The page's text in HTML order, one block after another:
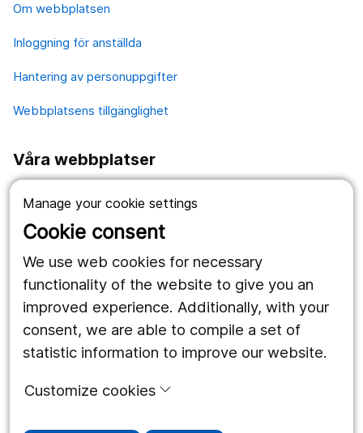
Manage your cookie settings
Cookie consent
We use web cookies for necessary
functionality of the website to give you an
improved experience. Additionally, with your
consent, we are able to compile a set of
statistic information to improve our website.
Customize cookies
Om webbplatsen
Inloggning för anställda
Hantering av personuppgifter
Webbplatsens tillgänglighet
Våra webbplatser
Länstrafiken
Region Örebro län
Följ oss
Facebook